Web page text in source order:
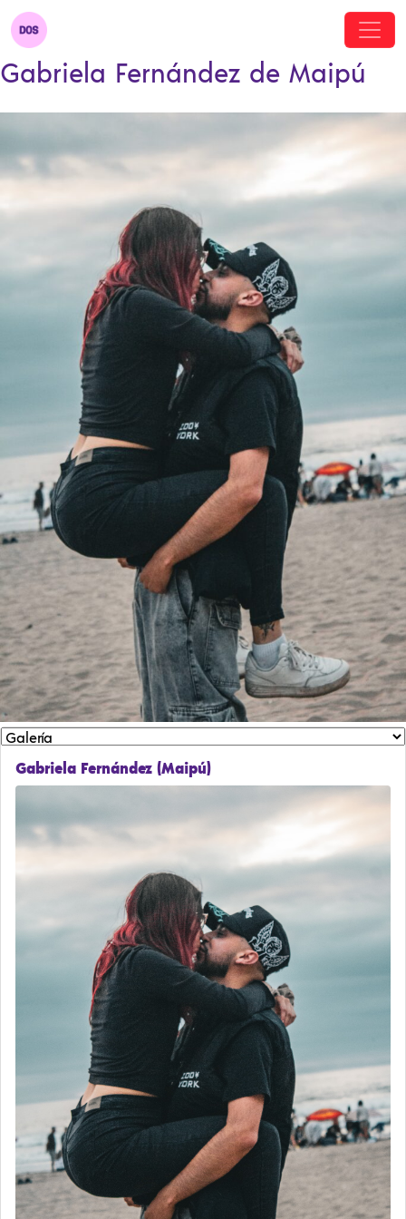
Gabriela Fernández de Maipú
Gabriela Fernández (Maipú)